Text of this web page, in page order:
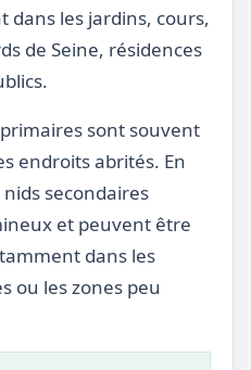
dans les jardins, cours,
de Seine, résidences
sont souvent
endroits abrités. En
secondaires
et peuvent être
dans les
ou les zones peu